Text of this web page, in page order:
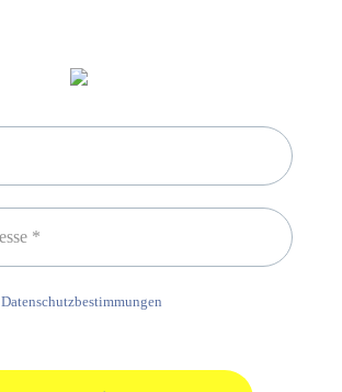
Datenschutzbestimmungen